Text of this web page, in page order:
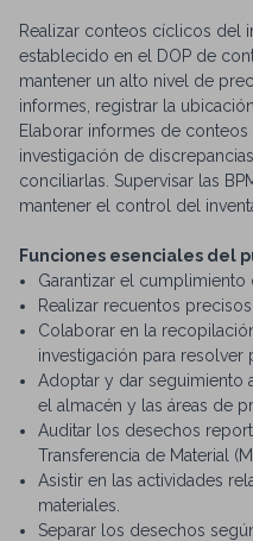
Realizar conteos cíclicos del
establecido en el DOP de
mantener un alto nivel de
informes, registrar la
Elaborar informes de
investigación de
conciliarlas. Supervisar las
mantener el control del
Funciones esenciales del
Garantizar el
Realizar recuentos
Colaborar en la
investigación para resolver
Adoptar y dar seguimiento
el almacén y las áreas de
Auditar los desechos
Transferencia de Material
Asistir en las actividades
materiales.
Separar los desechos